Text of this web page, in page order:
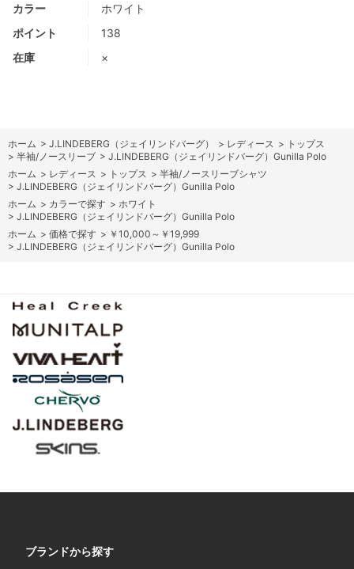
カラー
ホワイト
ポイント
138
在庫
×
ホーム > J.LINDEBERG（ジェイリンドバーグ） > レディース > トップス
> 半袖/ノースリーブ > J.LINDEBERG（ジェイリンドバーグ）Gunilla Polo
ホーム > レディース > トップス > 半袖/ノースリーブシャツ
> J.LINDEBERG（ジェイリンドバーグ）Gunilla Polo
ホーム > カラーで探す > ホワイト
> J.LINDEBERG（ジェイリンドバーグ）Gunilla Polo
ホーム > 価格で探す > ￥10,000～￥19,999
> J.LINDEBERG（ジェイリンドバーグ）Gunilla Polo
ブランドから探す